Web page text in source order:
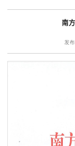
南
发